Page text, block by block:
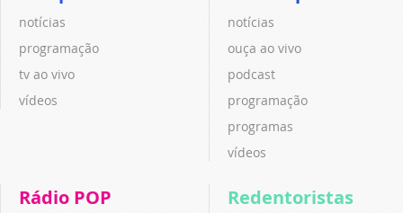
notícias
programação
tv ao vivo
vídeos
notícias
ouça ao vivo
podcast
programação
programas
vídeos
Rádio POP Redentoristas